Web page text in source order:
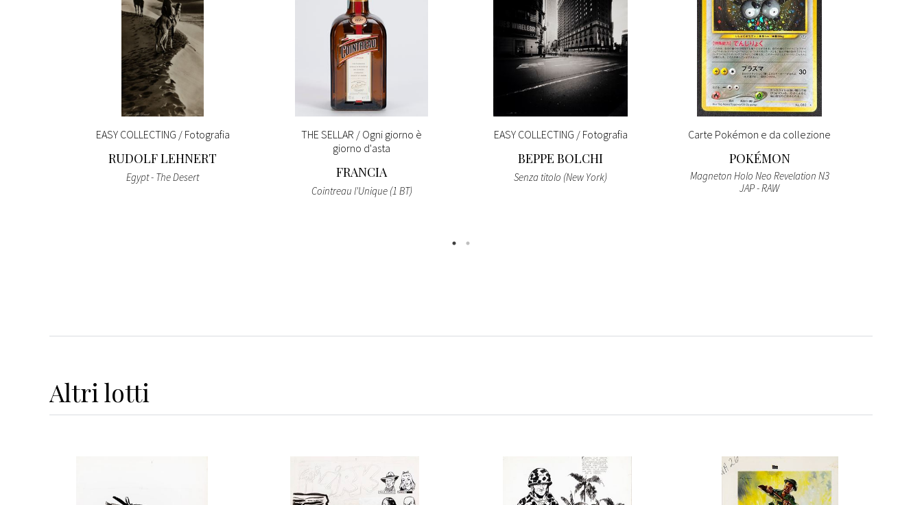
EASY COLLECTING / Fotografia
RUDOLF LEHNERT
Egypt - The Desert
THE SELLAR / Ogni giorno è
giorno d'asta
FRANCIA
Cointreau l'Unique (1 BT)
EASY COLLECTING / Fotografia
BEPPE BOLCHI
Senza titolo (New York)
Carte Pokémon e da collezione
POKÉMON
Magneton Holo Neo Revelation N3
JAP - RAW
Altri lotti